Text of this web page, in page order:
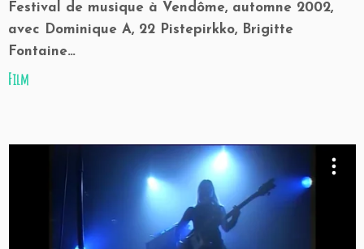
Festival de musique à Vendôme, automne 2002,
avec Dominique A, 22 Pistepirkko, Brigitte
Fontaine…
Film